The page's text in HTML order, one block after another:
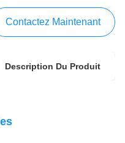
Contactez Maintenant
Description Du Produit